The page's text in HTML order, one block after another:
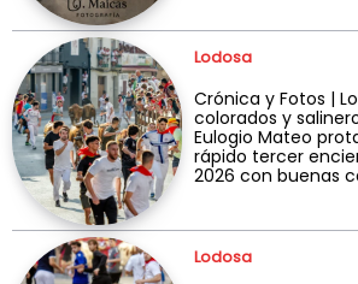
Lodosa
Crónica y Fotos |
colorados y
Eulogio Mateo
rápido tercer
2026 con buenas
Lodosa